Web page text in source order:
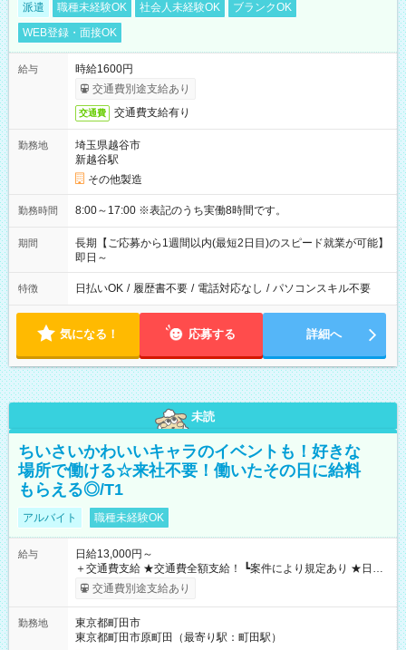
派遣 職種未経験OK 社会人未経験OK
ブランクOK
WEB登録・面接OK
給与
時給1600円
交通費別途支給あり
交通費 交通費支給有り
勤務地
埼玉県越谷市
新越谷駅
その他製造
勤務時間 8:00～17:00 ※表記のうち実働8時間です。
期間
長期【ご応募から1週間以内(最短2日目)のスピード就業が可能】
即日～
特徴 日払いOK / 履歴書不要 / 電話対応なし / パソコンスキル不要
気になる！ 応募する 詳細へ
未読
ちいさいかわいいキャラのイベントも！好きな
場所で働ける☆来社不要！働いたその日に給料
もらえる◎/T1
アルバイト 職種未経験OK
給与
日給13,000円～
＋交通費支給 ★交通費全額支給！ ┗案件により規定あり ★日払
いOK！（規定あり） ┗働いたその日に現金GET♪ お仕事後はコ
ンビニATMから 日払い分を引き落とせます！ 【試用期間】試
交通費別途支給あり
勤務地
東京都町田市
東京都町田市原町田（最寄り駅：町田駅）